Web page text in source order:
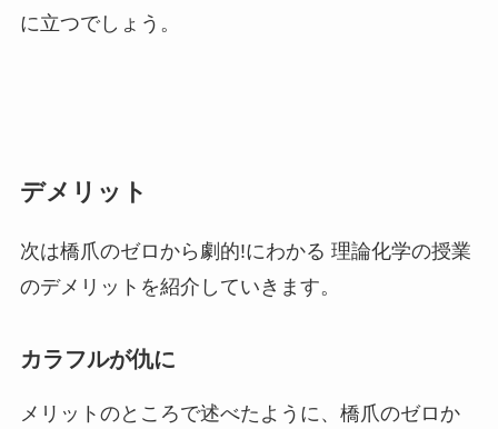
に立つでしょう。
デメリット
次は橋爪のゼロから劇的!にわかる 理論化学の授業
のデメリットを紹介していきます。
カラフルが仇に
メリットのところで述べたように、橋爪のゼロか